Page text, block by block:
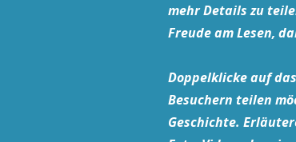
mehr Details zu
Freude am Lesen,
Doppelklicke auf
Besuchern teilen
Geschichte.